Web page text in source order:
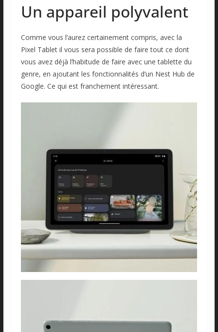
Un appareil polyvalent
Comme vous l’aurez certainement compris, avec la
Pixel Tablet il vous sera possible de faire tout ce dont
vous avez déjà l’habitude de faire avec une tablette du
genre, en ajoutant les fonctionnalités d’un Nest Hub de
Google. Ce qui est franchement intéressant.